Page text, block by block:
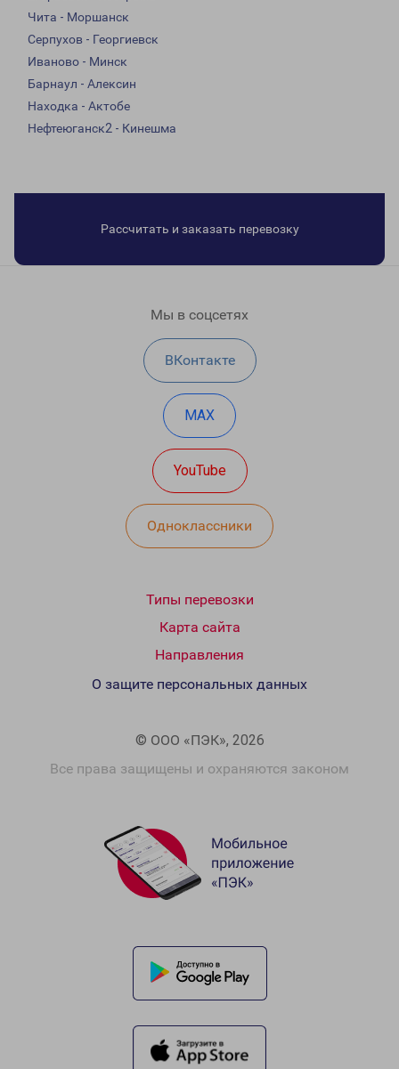
Чита - Моршанск
Серпухов - Георгиевск
Иваново - Минск
Барнаул - Алексин
Находка - Актобе
Нефтеюганск2 - Кинешма
Рассчитать и заказать перевозку
Мы в соцсетях
ВКонтакте
MAX
YouTube
Одноклассники
Типы перевозки
Карта сайта
Направления
© ООО «ПЭК», 2026
Все права защищены и охраняются законом
О защите персональных данных